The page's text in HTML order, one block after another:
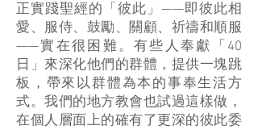
正實踐聖經的「彼此」——即彼此相
愛、服侍、鼓勵、關顧、祈禱和順服
——實在很困難。有些人奉獻「40
日」來深化他們的群體，提供一塊跳
板，帶來以群體為本的事奉生活方
式。我們的地方教會也試過這樣做，
在個人層面上的確有了更深的彼此委